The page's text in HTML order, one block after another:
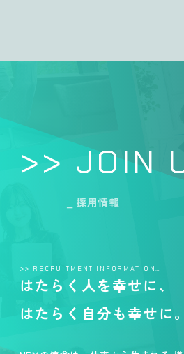
>> JOIN
_ 採用情報
>> RECRUITMENT INFORMATION…
はたらく人を幸せに、
はたらく自分も幸せに。